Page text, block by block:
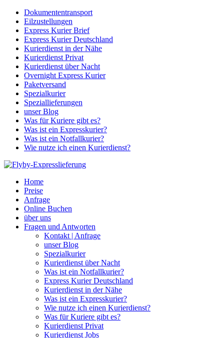
Dokumententransport
Eilzustellungen
Express Kurier Brief
Express Kurier Deutschland
Kurierdienst in der Nähe
Kurierdienst Privat
Kurierdienst über Nacht
Overnight Express Kurier
Paketversand
Spezialkurier
Speziallieferungen
unser Blog
Was für Kuriere gibt es?
Was ist ein Expresskurier?
Was ist ein Notfallkurier?
Wie nutze ich einen Kurierdienst?
Home
Preise
Anfrage
Online Buchen
über uns
Fragen und Antworten
Kontakt | Anfrage
unser Blog
Spezialkurier
Kurierdienst über Nacht
Was ist ein Notfallkurier?
Express Kurier Deutschland
Kurierdienst in der Nähe
Was ist ein Expresskurier?
Wie nutze ich einen Kurierdienst?
Was für Kuriere gibt es?
Kurierdienst Privat
Kurierdienst Jobs